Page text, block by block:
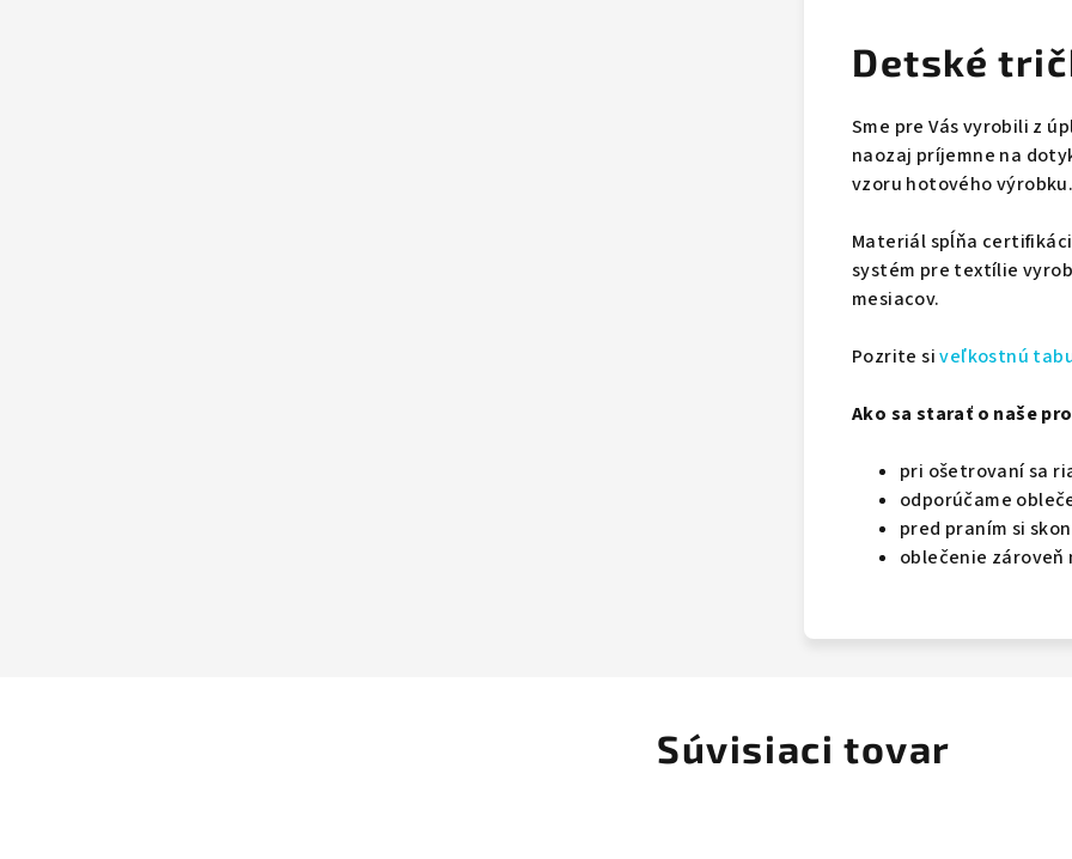
Detské
Sme pre Vás vyrobili z
naozaj príjemne na
vzoru hotového výrobku.
Materiál spĺňa
systém pre textílie
mesiacov.
Pozrite siveľkostnú
Ako sa starať o naše
pri ošetrovaní sa
odporúčame
pred praním si
oblečenie
Súvisiaci tovar